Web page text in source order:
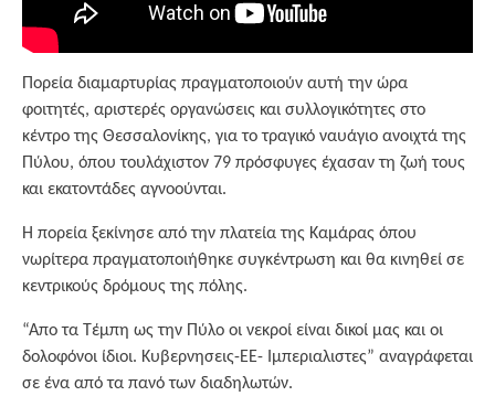
Πορεία διαμαρτυρίας πραγματοποιούν αυτή την ώρα
φοιτητές, αριστερές οργανώσεις και συλλογικότητες στο
κέντρο της Θεσσαλονίκης, για το τραγικό ναυάγιο ανοιχτά της
Πύλου, όπου τουλάχιστον 79 πρόσφυγες έχασαν τη ζωή τους
και εκατοντάδες αγνοούνται.
Η πορεία ξεκίνησε από την πλατεία της Καμάρας όπου
νωρίτερα πραγματοποιήθηκε συγκέντρωση και θα κινηθεί σε
κεντρικούς δρόμους της πόλης.
“Απο τα Τέμπη ως την Πύλο οι νεκροί είναι δικοί μας και οι
δολοφόνοι ίδιοι. Κυβερνησεις-ΕΕ- Ιμπεριαλιστες” αναγράφεται
σε ένα από τα πανό των διαδηλωτών.